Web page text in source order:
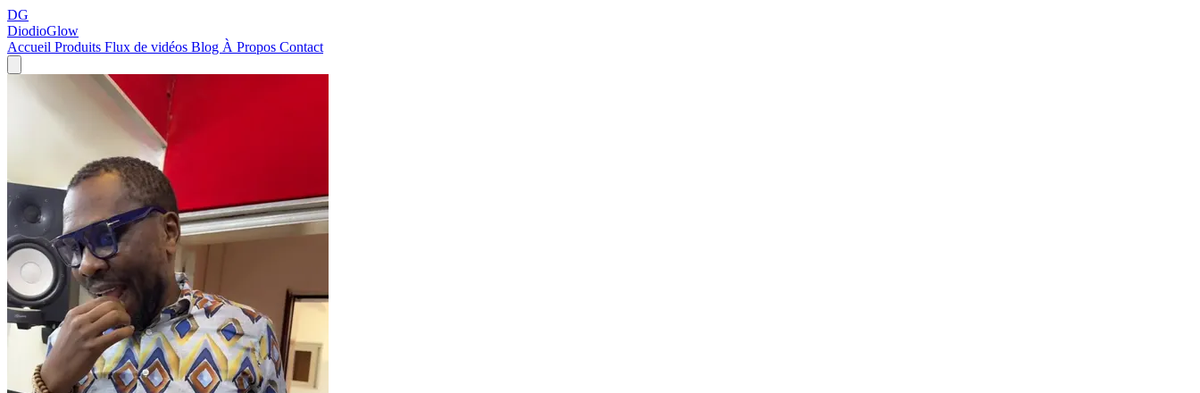
DG
DiodioGlow
Accueil Produits Flux de vidéos Blog À Propos Contact